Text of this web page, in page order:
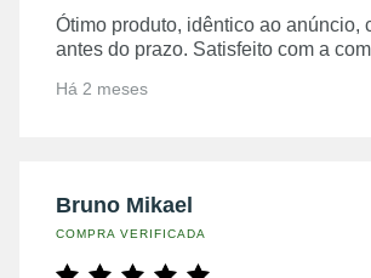
Ótimo produto, idêntico ao anúncio,
antes do prazo. Satisfeito com a
Há 2 meses
Bruno Mikael
COMPRA VERIFICADA